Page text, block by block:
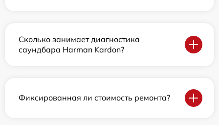
Сколько занимает диагностика
саундбара Harman Kardon?
Фиксированная ли стоимость ремонта?